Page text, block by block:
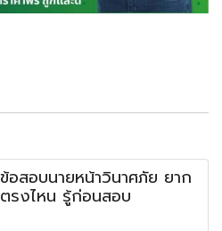
ข้อสอบนายหน้าวินาศภัย ยาก
ตรงไหน รู้ก่อนสอบ